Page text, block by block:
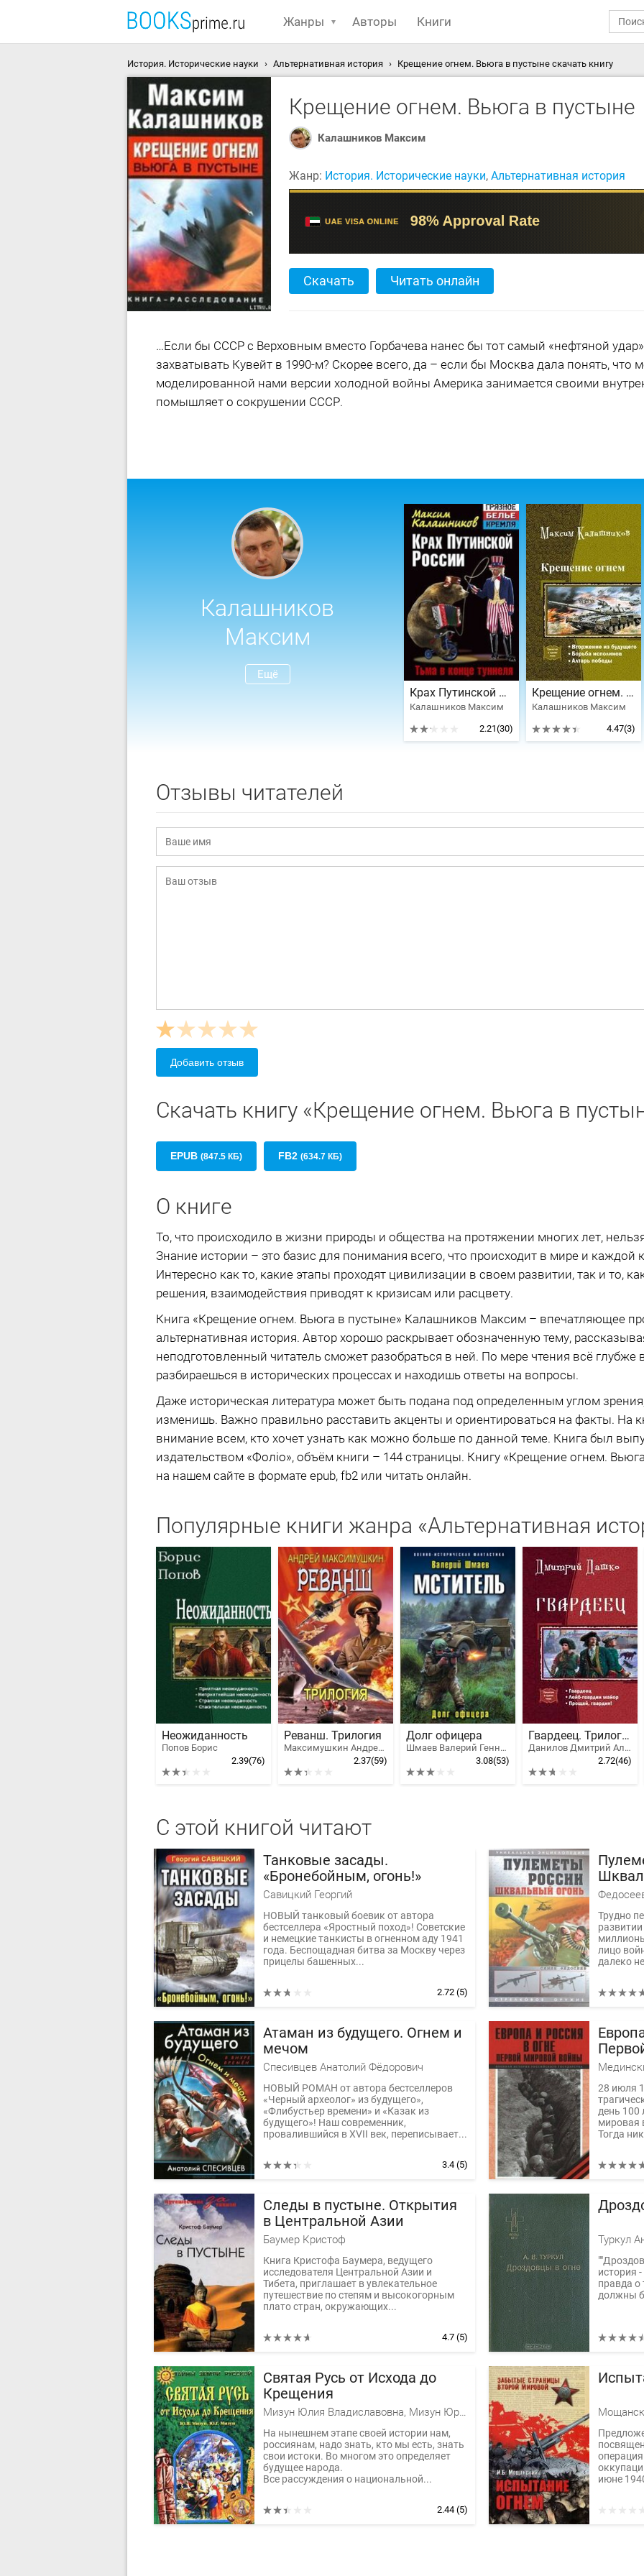
Жанры Авторы Книги
История. Исторические науки Альтернативная история Крещение огнем. Вьюга в пустыне скачать книгу
Крещение огнем. Вьюга в пустыне
Калашников Максим
Жанр: История. Исторические науки, Альтернативная история
Скачать Читать онлайн
…Если бы СССР с Верховным вместо Горбачева нанес бы тот самый «нефтяной
захватывать Кувейт в 1990-м? Скорее всего, да – если бы Москва дала понять, что
моделированной нами версии холодной войны Америка занимается своими
помышляет о сокрушении СССР.
Калашников
Максим
Ещё
Крах Путинской России. Тьма в конце туннеля
Калашников Максим
2.21(30)
Крещение огнем. Трилогия
Калашников Максим
4.47(3)
Отзывы читателей
Добавить отзыв
Скачать книгу «Крещение огнем. Вьюга в
EPUB (847.5 КБ) FB2 (634.7 КБ)
О книге
То, что происходило в жизни природы и общества на протяжении многих лет,
Знание истории – это базис для понимания всего, что происходит в мире и каждой
Интересно как то, какие этапы проходят цивилизации в своем развитии, так и то,
решения, взаимодействия приводят к кризисам или расцвету.
Книга «Крещение огнем. Вьюга в пустыне» Калашников Максим – впечатляющее
альтернативная история. Автор хорошо раскрывает обозначенную тему,
неподготовленный читатель сможет разобраться в ней. По мере чтения всё глубже
разбираешься в исторических процессах и находишь ответы на вопросы.
Даже историческая литература может быть подана под определенным углом
изменишь. Важно правильно расставить акценты и ориентироваться на факты. На
внимание всем, кто хочет узнать как можно больше по данной теме. Книга был
издательством «Фоліо», объём книги – 144 страницы. Книгу «Крещение огнем.
на нашем сайте в формате epub, fb2 или читать онлайн.
Популярные книги жанра «Альтернативная
Неожиданность
Попов Борис
2.39(76)
Реванш. Трилогия
Максимушкин Андрей Владимирович
2.37(59)
Долг офицера
Шмаев Валерий Геннадьевич
3.08(53)
Гвардеец. Трилогия
Данилов Дмитрий Алексеевич
2.72(46)
С этой книгой читают
Танковые засады.
«Бронебойным, огонь!»
Савицкий Георгий
НОВЫЙ танковый боевик от автора
бестселлера «Яростный поход»! Советские
и немецкие танкисты в огненном аду 1941
года. Беспощадная битва за Москву через
прицелы башенных...
2.72 (5)
Трудно
лицо
далеко
Атаман из будущего. Огнем и
мечом
Спесивцев Анатолий Фёдорович
НОВЫЙ РОМАН от автора бестселлеров
«Черный археолог» из будущего»,
«Флибустьер времени» и «Казак из
будущего»! Наш современник,
провалившийся в XVII век, переписывает...
3.4 (5)
28 июля
день 100
мировая
Тогда
Следы в пустыне. Открытия
в Центральной Азии
Баумер Кристоф
Книга Кристофа Баумера, ведущего
исследователя Центральной Азии и
Тибета, приглашает в увлекательное
путешествие по степям и высокогорным
плато стран, окружающих...
4.7 (5)
Туркул
история
правда о
должны
Святая Русь от Исхода до
Крещения
Мизун Юлия Владиславовна, Мизун Юрий Гаврилович
На нынешнем этапе своей истории нам,
россиянам, надо знать, кто мы есть, знать
свои истоки. Во многом это определяет
будущее народа.
Все рассуждения о национальной...
2.44 (5)
июне